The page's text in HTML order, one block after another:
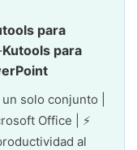
para
·Kutools para
solo conjunto |
Office | ⚡
al